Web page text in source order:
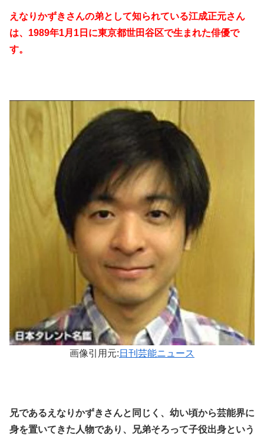
えなりかずきさんの弟として知られている江成正元さん
は、1989年1月1日に東京都世田谷区で生まれた俳優で
す。
画像引用元: 日刊芸能ニュース
兄であるえなりかずきさんと同じく、幼い頃から芸能界に
身を置いてきた人物であり、兄弟そろって子役出身という